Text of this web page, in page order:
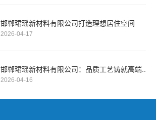
邯郸珺瑶新材料有限公司打造理想居住空间
2026-04-17
邯郸珺瑶新材料有限公司：品质工艺铸就高端..
2026-04-16